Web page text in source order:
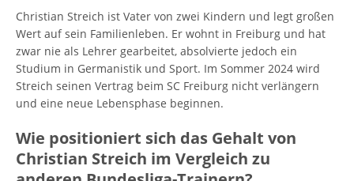
Christian Streich ist Vater von zwei Kindern und legt großen
Wert auf sein Familienleben. Er wohnt in Freiburg und hat
zwar nie als Lehrer gearbeitet, absolvierte jedoch ein
Studium in Germanistik und Sport. Im Sommer 2024 wird
Streich seinen Vertrag beim SC Freiburg nicht verlängern
und eine neue Lebensphase beginnen.
Wie positioniert sich das Gehalt von
Christian Streich im Vergleich zu